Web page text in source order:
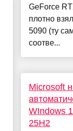
GeForce
плотно
5090 (ту
соотве...
Microsoft
WIndows
25H2